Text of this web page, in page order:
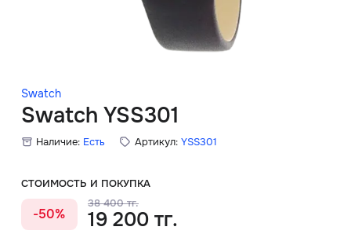
Swatch
Swatch YSS301
Наличие: Есть Артикул: YSS301
СТОИМОСТЬ И ПОКУПКА
-50%
38 400 тг.
19 200 тг.
Женские часы
Скидки
Главная
О нас
Доставка и оплата